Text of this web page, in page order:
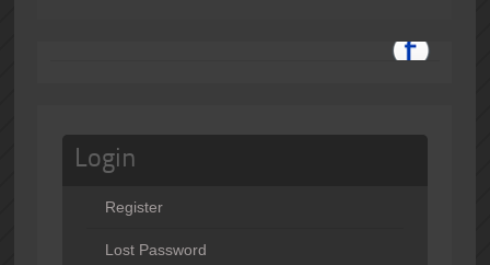
Login
Register
Lost Password